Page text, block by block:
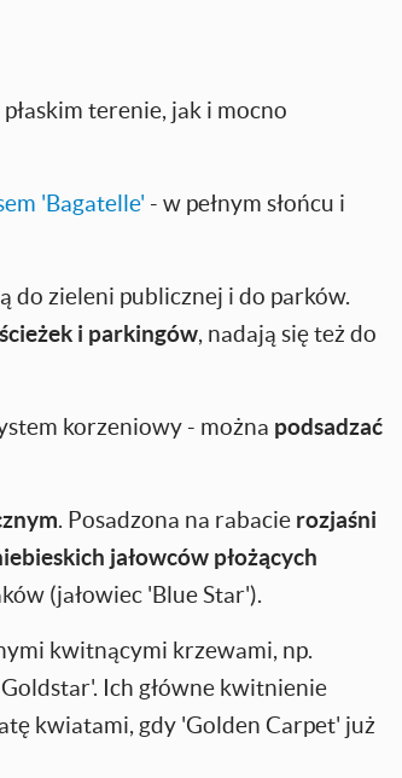
terenie, jak i mocno
'Bagatelle' - w pełnym słońcu i
do zieleni publicznej i do parków.
i parkingów, nadają się też do
korzeniowy - można podsadzać
. Posadzona na rabacie rozjaśni
jałowców płożących
(jałowiec 'Blue Star').
kwitnącymi krzewami, np.
Ich główne kwitnienie
kwiatami, gdy 'Golden Carpet' już